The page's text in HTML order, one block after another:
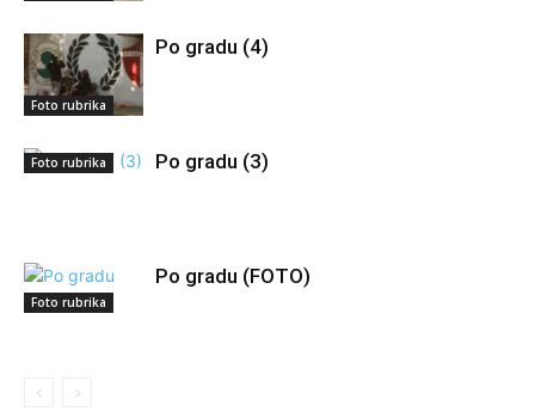
Foto rubrika
Po gradu (4)
Foto rubrika Po gradu (3)
Foto rubrika
Po gradu (FOTO)